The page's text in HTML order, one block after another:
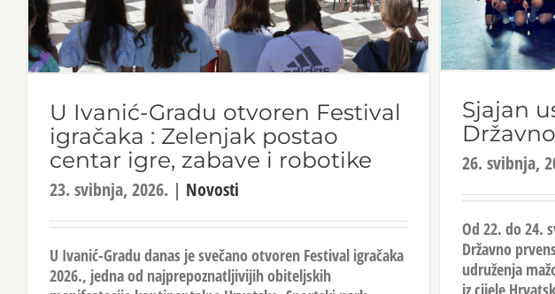
Sjajan
26. svibnja,
Od 22. do 24.
Državno
udruženja
U Ivanić-Gradu otvoren Festival
igračaka : Zelenjak postao
centar igre, zabave i robotike
23. svibnja, 2026. | Novosti
U Ivanić-Gradu danas je svečano otvoren Festival igračaka
2026., jedna od najprepoznatljivijih obiteljskih